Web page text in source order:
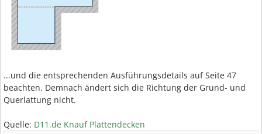
...und die entsprechenden Ausführungsdetails auf Seite 47
beachten. Demnach ändert sich die Richtung der Grund- und
Querlattung nicht.
Quelle: D11.de Knauf Plattendecken